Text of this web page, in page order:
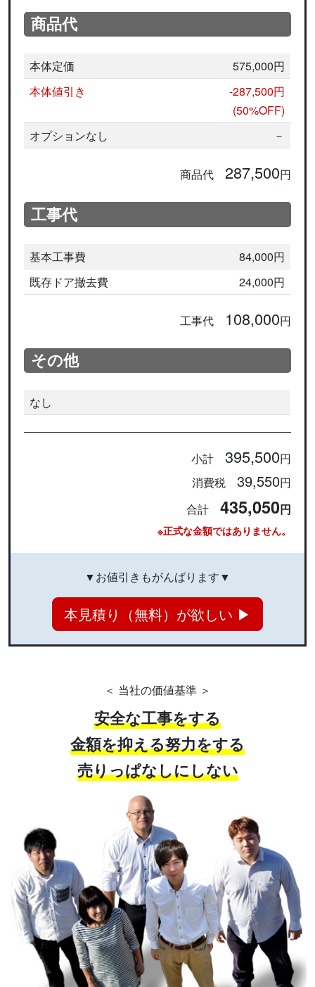
商品代
本体定価
575,000円
本体値引き
-287,500円
(50%OFF)
オプションなし
－
商品代 287,500円
工事代
基本工事費
84,000円
既存ドア撤去費
24,000円
工事代 108,000円
その他
なし
小計 395,500円
消費税 39,550円
合計 435,050円
※正式な金額ではありません。
▼お値引きもがんばります▼
本見積り（無料）が欲しい ▶
＜ 当社の価値基準 ＞
安全な工事をする
金額を抑える努力をする
売りっぱなしにしない